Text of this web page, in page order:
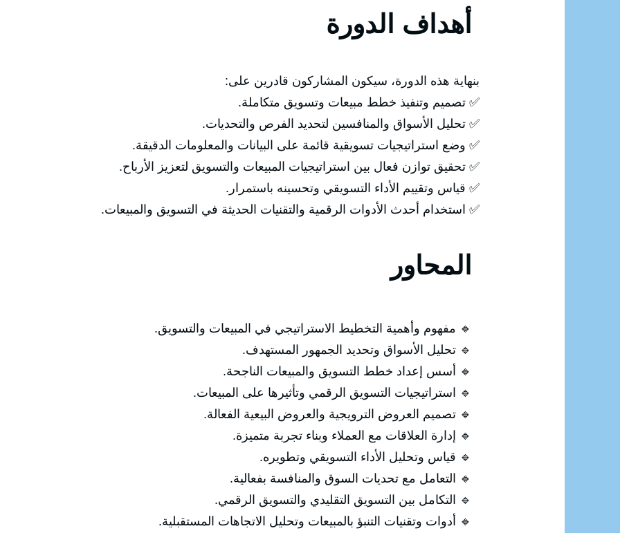
بنهاية هذه الدورة، سيكون المشاركون قادرين على:
✅ تصميم وتنفيذ خطط مبيعات وتسويق متكاملة.
✅ تحليل الأسواق والمنافسين لتحديد الفرص والتحديات.
✅ وضع استراتيجيات تسويقية قائمة على البيانات والمعلومات الدقيقة.
✅ تحقيق توازن فعال بين استراتيجيات المبيعات والتسويق لتعزيز الأرباح.
✅ قياس وتقييم الأداء التسويقي وتحسينه باستمرار.
✅ استخدام أحدث الأدوات الرقمية والتقنيات الحديثة في التسويق والمبيعات.
🔹 مفهوم وأهمية التخطيط الاستراتيجي في المبيعات والتسويق.
🔹 تحليل الأسواق وتحديد الجمهور المستهدف.
🔹 أسس إعداد خطط التسويق والمبيعات الناجحة.
🔹 استراتيجيات التسويق الرقمي وتأثيرها على المبيعات.
🔹 تصميم العروض الترويجية والعروض البيعية الفعالة.
🔹 إدارة العلاقات مع العملاء وبناء تجربة متميزة.
🔹 قياس وتحليل الأداء التسويقي وتطويره.
🔹 التعامل مع تحديات السوق والمنافسة بفعالية.
🔹 التكامل بين التسويق التقليدي والتسويق الرقمي.
🔹 أدوات وتقنيات التنبؤ بالمبيعات وتحليل الاتجاهات المستقبلية.